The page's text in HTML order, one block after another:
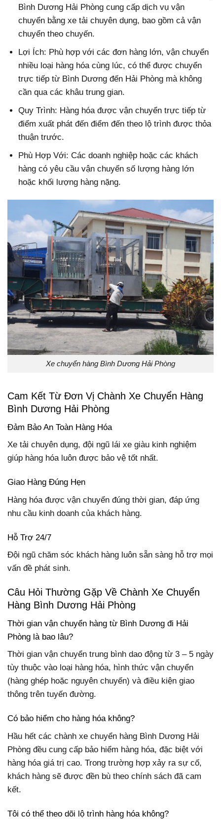
Bình Dương Hải Phòng cung cấp dịch vụ vận
chuyển bằng xe tải chuyên dụng, bao gồm cả vận
chuyển theo chuyến.
Lợi Ích: Phù hợp với các đơn hàng lớn, vận chuyển
nhiều loại hàng hóa cùng lúc, có thể được chuyển
trực tiếp từ Bình Dương đến Hải Phòng mà không
cần qua các khâu trung gian.
Quy Trình: Hàng hóa được vận chuyển trực tiếp từ
điểm xuất phát đến điểm đến theo lộ trình được thỏa
thuận trước.
Phù Hợp Với: Các doanh nghiệp hoặc các khách
hàng có yêu cầu vận chuyển số lượng hàng lớn
hoặc khối lượng hàng nặng.
Xe chuyển hàng Bình Dương Hải Phòng
Cam Kết Từ Đơn Vị Chành Xe Chuyển Hàng
Bình Dương Hải Phòng
Đảm Bảo An Toàn Hàng Hóa
Xe tải chuyên dụng, đội ngũ lái xe giàu kinh nghiệm
giúp hàng hóa luôn được bảo vệ tốt nhất.
Giao Hàng Đúng Hẹn
Hàng hóa được vận chuyển đúng thời gian, đáp ứng
nhu cầu kinh doanh của khách hàng.
Hỗ Trợ 24/7
Đội ngũ chăm sóc khách hàng luôn sẵn sàng hỗ trợ mọi
vấn đề phát sinh.
Câu Hỏi Thường Gặp Về Chành Xe Chuyển
Hàng Bình Dương Hải Phòng
Thời gian vận chuyển hàng từ Bình Dương đi Hải
Phòng là bao lâu?
Thời gian vận chuyển trung bình dao động từ 3 – 5 ngày
tùy thuộc vào loại hàng hóa, hình thức vận chuyển
(hàng ghép hoặc nguyên chuyến) và điều kiện giao
thông trên tuyến đường.
Có bảo hiểm cho hàng hóa không?
Hầu hết các chành xe chuyển hàng Bình Dương Hải
Phòng đều cung cấp bảo hiểm hàng hóa, đặc biệt với
hàng hóa giá trị cao. Trong trường hợp xảy ra sự cố,
khách hàng sẽ được đền bù theo chính sách đã cam
kết.
Tôi có thể theo dõi lộ trình hàng hóa không?